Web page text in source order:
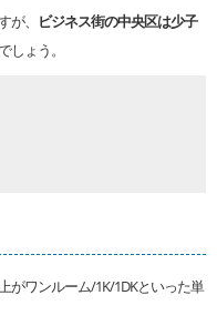
、
ビジネス街の中央区は少子
しょう。
がワンルーム/1K/1DKといった単